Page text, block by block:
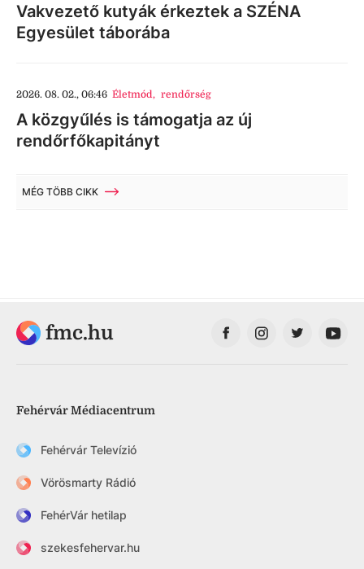
Vakvezető kutyák érkeztek a SZÉNA
Egyesület táborába
2026. 08. 02., 06:46 Életmód, rendőrség
A közgyűlés is támogatja az új
rendőrfőkapitányt
MÉG TÖBB CIKK
fmc.hu
Fehérvár Médiacentrum
Fehérvár Televízió
Vörösmarty Rádió
FehérVár hetilap
szekesfehervar.hu